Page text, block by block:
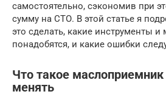
самостоятельно, сэкономив при
сумму на СТО. В этой статье я
это сделать, какие инструменты и
понадобятся, и какие ошибки
Что такое маслоприемник
менять